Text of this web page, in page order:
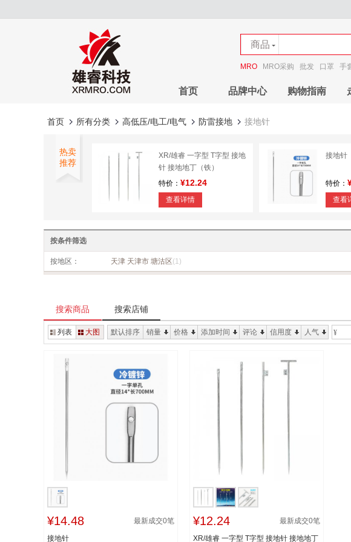
商品
店铺
MRO MRO采购 批发 口罩 手
首页 品牌中心 购物指南
首页 所有分类 高低压/电工/电气 防雷接地 接地针
热卖
推荐
XR/雄睿 一字型 T字型 接地
针 接地地丁（铁）
特价： ¥12.24
查看详情
接地针
特价：
查看
按条件筛选
按地区： 天津 天津市 塘沽区(1)
搜索商品 搜索店铺
列表 大图 默认排序 销量 价格 添加时间 评论 信用度 人气 ¥
¥14.48 最新成交0笔
接地针
¥12.24 最新成交0笔
XR/雄睿 一字型 T字型 接地针 接地地丁